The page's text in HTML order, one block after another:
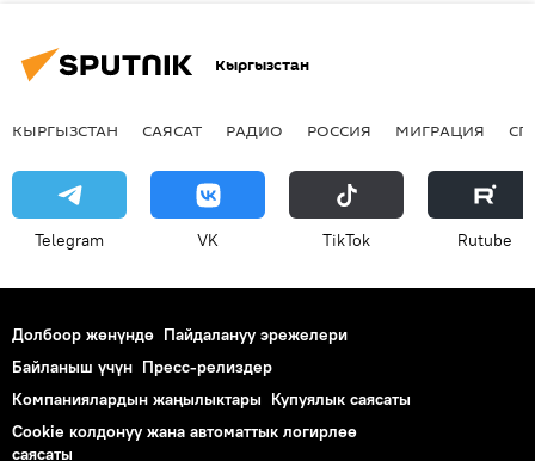
Кыргызстан
КЫРГЫЗСТАН САЯСАТ РАДИО РОССИЯ МИГРАЦИЯ
Telegram VK ТikТоk Rutube
Долбоор жөнүндө Пайдалануу эрежелери
Байланыш үчүн Пресс-релиздер
Компаниялардын жаңылыктары Купуялык саясаты
Cookie колдонуу жана автоматтык логирлөө
саясаты